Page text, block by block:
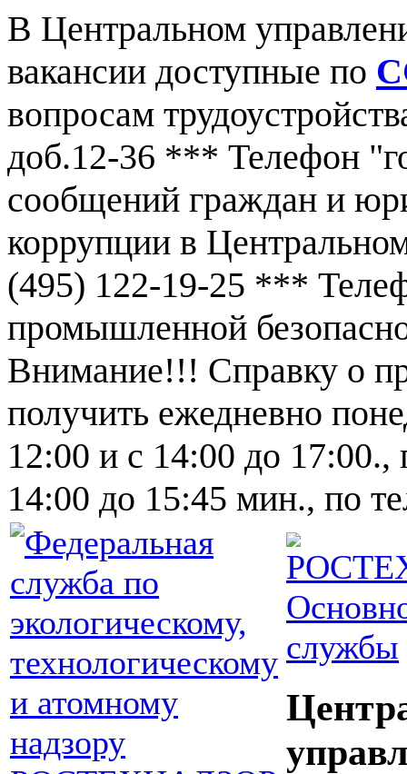
В Центральном
вакансии доступные по
вопросам
доб.12-36 *** Телефон
сообщений граждан и
коррупции в
(495) 122-19-25 ***
промышленной
Внимание!!! Справку о
получить ежедневно
12:00 и с 14:00 до 17:00.,
14:00 до 15:45 мин., по
службы